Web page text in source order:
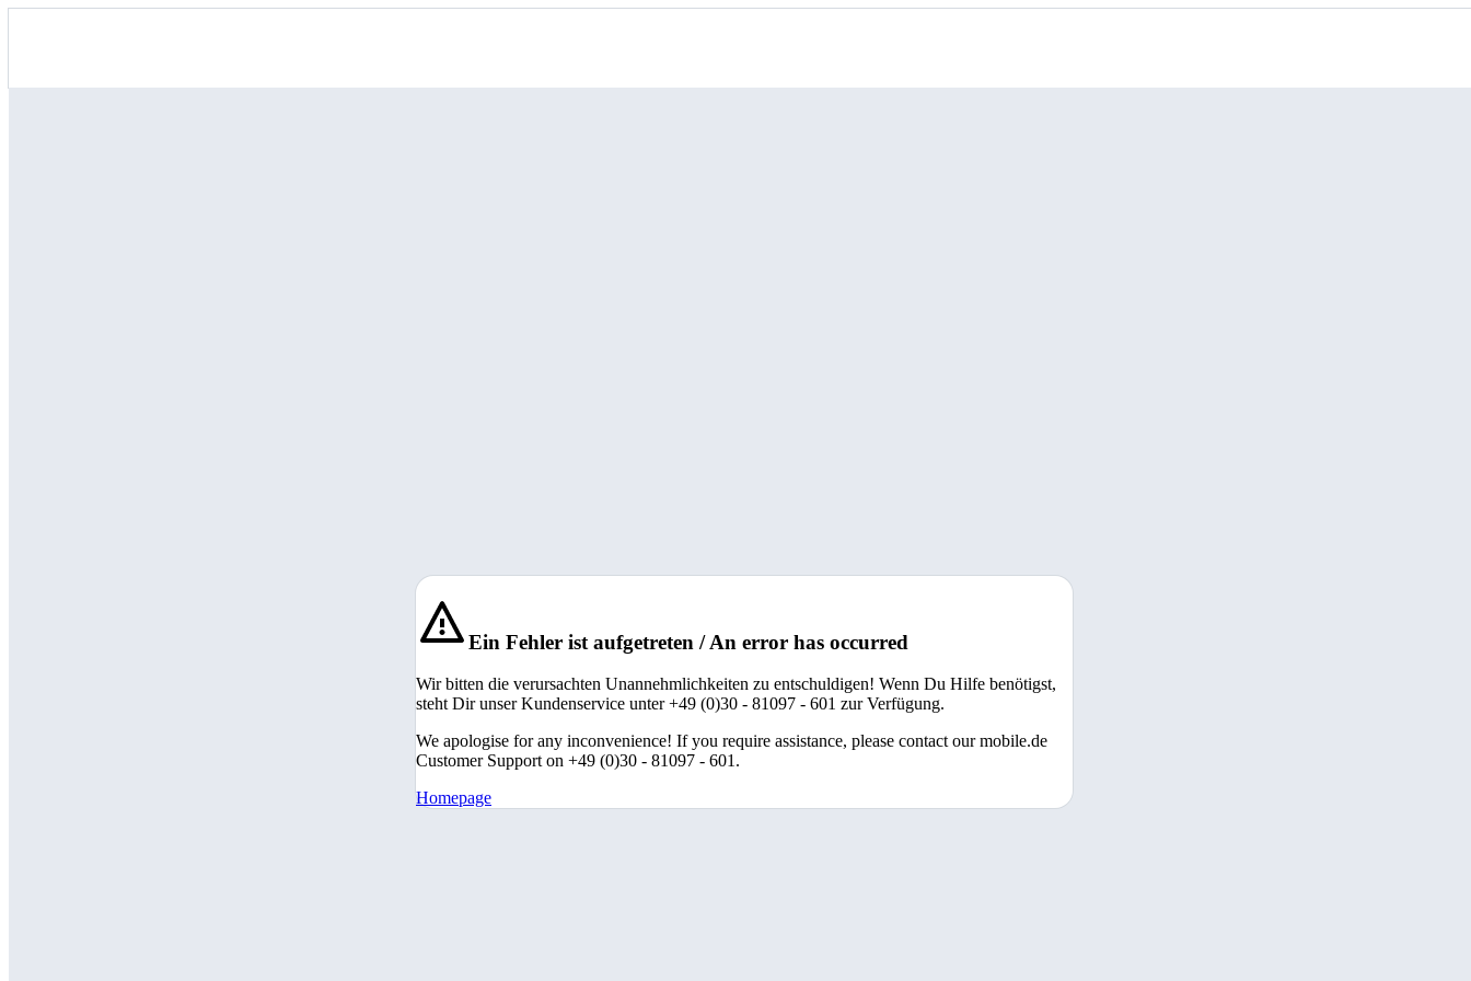
Ein Fehler ist aufgetreten / An error has occurred
Wir bitten die verursachten Unannehmlichkeiten zu entschuldigen! Wenn Du Hilfe benötigst,
steht Dir unser Kundenservice unter +49 (0)30 - 81097 - 601 zur Verfügung.
We apologise for any inconvenience! If you require assistance, please contact our mobile.de
Customer Support on +49 (0)30 - 81097 - 601.
Homepage